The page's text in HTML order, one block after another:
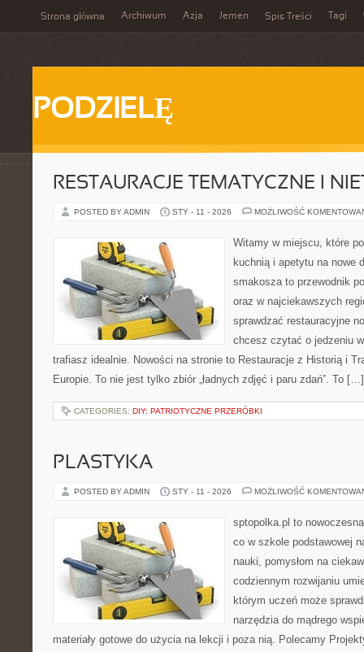
Strona główna Archiwum Azja Jemen Spis Treści Tagi
PODZIELĘ
RESTAURACJE TEMATYCZNE I
POSTED BY ADMIN STY - 11 - 2026 MOŻLIWOŚĆ
Witamy w miejscu, które
kuchnią i apetytu na nowe
smakosza to przewodnik
oraz w najciekawszych
sprawdzać restauracyjne
chcesz czytać o jedzeniu
trafiasz idealnie. Nowości na stronie to Restauracje z Historią i
Europie. To nie jest tylko zbiór „ładnych zdjęć i paru zdań”. To […]
CATEGORIES: DIY: PATRIOTYCZNE PRZERÓBKI
PLASTYKA
POSTED BY ADMIN STY - 11 - 2026 MOŻLIWOŚĆ
sptopolka.pl to
co w szkole podstawowej
nauki, pomysłom na
codziennym rozwijaniu
którym uczeń może
narzędzia do mądrego
materiały gotowe do użycia na lekcji i poza nią. Polecamy